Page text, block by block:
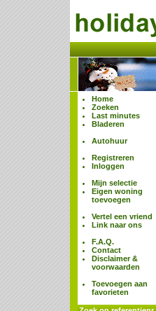
Home
Zoeken
Last minutes
Bladeren
Autohuur
Registreren
Inloggen
Mijn selectie
Eigen woning
toevoegen
Vertel een vriend
Link naar ons
F.A.Q.
Contact
Disclaimer &
voorwaarden
Toevoegen aan
favorieten